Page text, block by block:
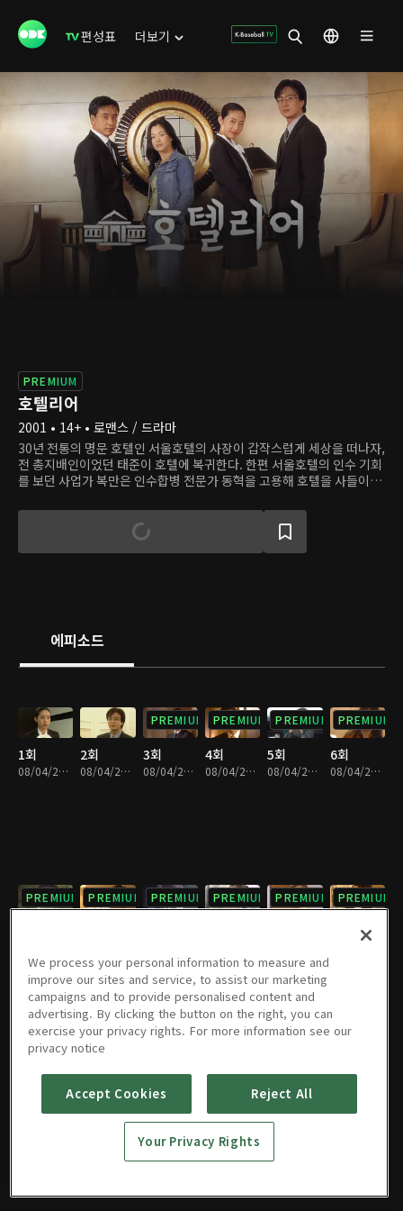
편성표 더보기
PREMIUM
호텔리어
2001 • 14+ • 로맨스 / 드라마
30년 전통의 명문 호텔인 서울호텔의 사장이 갑작스럽게 세상을 떠나자,
전 총지배인이었던 태준이 호텔에 복귀한다. 한편 서울호텔의 인수 기회
를 보던 사업가 복만은 인수합병 전문가 동혁을 고용해 호텔을 사들이려
사랑에 빠지고, 복만의 딸 윤희는 태준에게 반한다. 과연 호텔의 운명과
로맨스는 어떤 결말을 맞을까?
에피소드
1회
08/04/2023 • 1시간 1분
2회
08/04/2023 • 50분
PREMIUM
3회
08/04/2023 • 50분
PREMIUM
4회
08/04/2023 • 51분
PREMIUM
5회
08/04/2023 • 50분
PREMIUM
6회
08/04/2023 • 52분
PREMIUM PREMIUM PREMIUM PREMIUM PREMIUM PREMIUM
PREMIUM
13회
08/04/2023 • 58분
PREMIUM
14회
PREMIUM
15회
PREMIUM
16회
PREMIUM
17회 18회
PREMIUM
08/04/2023 • 58분
We process your personal information to measure and
improve our sites and service, to assist our marketing
campaigns and to provide personalised content and
advertising. By clicking the button on the right, you can
exercise your privacy rights. For more information see our
privacy notice
Accept Cookies Reject All
Your Privacy Rights